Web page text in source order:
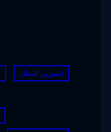
ليموزين المطار